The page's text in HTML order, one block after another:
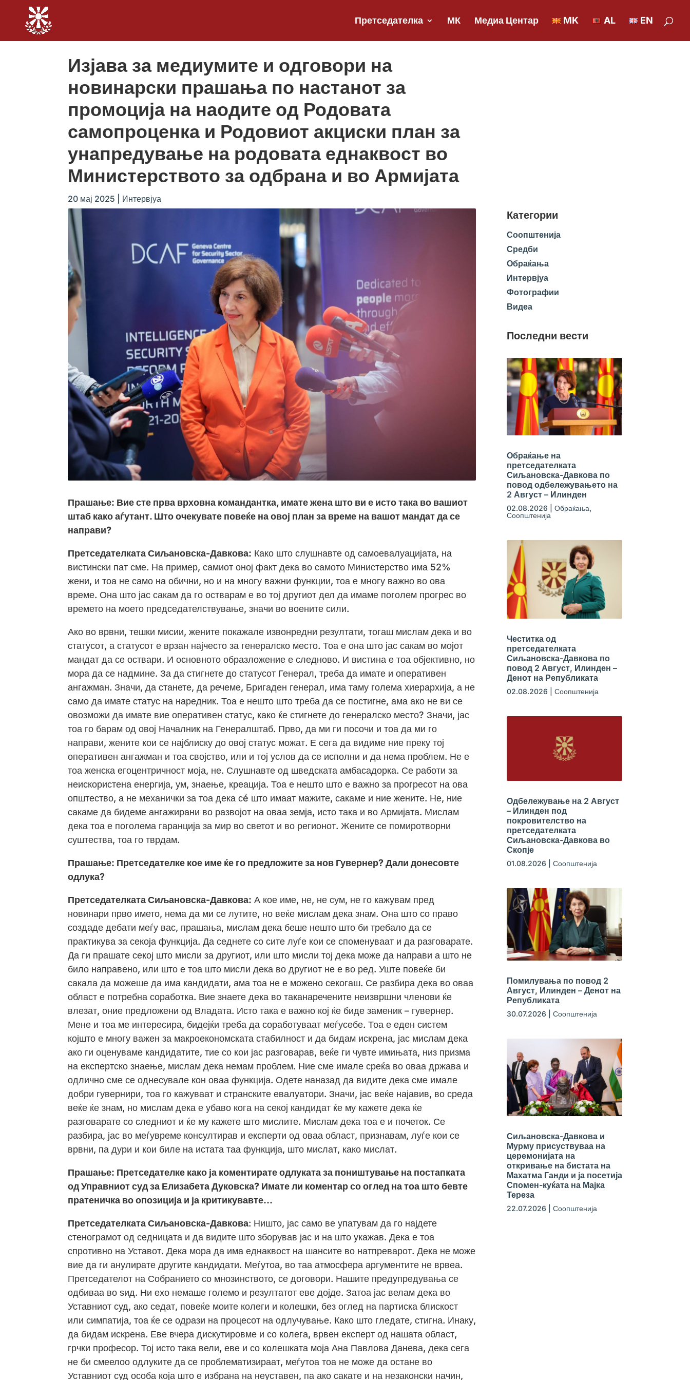
Претседателка МК Медиа Центар MK AL EN
Изјава за медиумите и одговори на
новинарски прашања по настанот за
промоција на наодите од Родовата
самопроценка и Родовиот акциски план за
унапредување на родовата еднаквост во
Министерството за одбрана и во Армијата
20 мај 2025 Интервјуа
Прашање: Виесте прва врховна командантка, имате жена што ви е исто така во вашиот
штаб како аѓутант. Што очекувате повеќе на овој план за време на вашот мандат да се
направи?
Претседателката Сиљановска-Давкова: Како што слушнавте од самоевалуацијата, на
вистински пат сме. На пример, самиот оној факт дека во самото Министерство има 52%
жени, и тоа не само на обични, но и на многу важни функции, тоа е многу важно во ова
време. Она што јас сакам да го остварам е во тој другиот дел да имаме поголем прогрес во
времето на моето председателствување, значи во воените сили.
Ако во врвни, тешки мисии, жените покажале извонредни резултати, тогаш мислам дека и во
статусот, а статусот е врзан најчесто за генералско место. Тоа е она што јас сакам во мојот
мандат да се оствари. И основното образложение е следново. И вистина е тоа објективно, но
мора да се надмине. За да стигнете до статусот Генерал, треба да имате и оперативен
ангажман. Значи, да станете, да речеме, Бригаден генерал, има таму голема хиерархија, а не
само да имате статус на наредник. Тоа е нешто што треба да се постигне, ама ако не ви се
овозможи да имате вие оперативен статус, како ќе стигнете до генералско место? Значи, јас
тоа го барам од овој Началник на Генералштаб. Прво, да ми ги посочи и тоа да ми го
направи, жените кои се најблиску до овој статус можат. Е сега да видиме ние преку тој
оперативен ангажман и тоа својство, или и тој услов да се исполни и да нема проблем. Не е
тоа женска егоцентричност моја, не. Слушнавте од шведската амбасадорка. Се работи за
неискористена енергија, ум, знаење, креација. Тоа е нешто што е важно за прогресот на ова
општество, а не механички за тоа дека сé што имаат мажите, сакаме и ние жените. Не, ние
сакаме да бидеме ангажирани во развојот на оваа земја, исто така и во Армијата. Мислам
дека тоа е поголема гаранција за мир во светот и во регионот. Жените се помиротворни
суштества, тоа го тврдам.
Прашање: Претседателке кое име ќе го предложите за нов Гувернер? Дали донесовте
одлука?
Претседателката Сиљановска-Давкова: А кое име, не, не сум, не го кажувам пред
новинари прво името, нема да ми се лутите, но веќе мислам дека знам. Она што со право
создаде дебати меѓу вас, прашања, мислам дека беше нешто што би требало да се
практикува за секоја функција. Да седнете со сите луѓе кои се споменуваат и да разговарате.
Да ги прашате секој што мисли за другиот, или што мисли тој дека може да направи а што не
било направено, или што е тоа што мисли дека во другиот не е во ред. Уште повеќе би
сакала да можеше да има кандидати, ама тоа не е можено секогаш. Се разбира дека во оваа
област е потребна соработка. Вие знаете дека во таканаречените неизвршни членови ќе
влезат, оние предложени од Владата. Исто така е важно кој ќе биде заменик – гувернер.
Мене и тоа ме интересира, бидејќи треба да соработуваат меѓусебе. Тоа е еден систем
којшто е многу важен за макроекономската стабилност и да бидам искрена, јас мислам дека
ако ги оценуваме кандидатите, тие со кои јас разговарав, веќе ги чувте имињата, низ призма
на експертско знаење, мислам дека немам проблем. Ние сме имале среќа во оваа држава и
одлично сме се однесувале кон оваа функција. Одете наназад да видите дека сме имале
добри гувернири, тоа го кажуваат и странските евалуатори. Значи, јас веќе најавив, во среда
веќе ќе знам, но мислам дека е убаво кога на секој кандидат ќе му кажете дека ќе
разговарате со следниот и ќе му кажете што мислите. Мислам дека тоа е и почеток. Се
разбира, јас во меѓувреме консултирав и експерти од оваа област, признавам, луѓе кои се
врвни, па дури и кои биле на истата таа функција, што мислат, како мислат.
Прашање: Претседателке како ја коментирате одлуката за поништување на постапката
од Управниот суд за Елизабета Дуковска? Имате ли коментар со оглед на тоа што бевте
пратеничка во опозиција и ја критикувавте…
Претседателката Сиљановска-Давкова: Ништо, јас само ве упатувам да го најдете
стенограмот од седницата и да видите што зборував јас и на што укажав. Дека е тоа
спротивно на Уставот. Дека мора да има еднаквост на шансите во натпреварот. Дека не може
вие да ги анулирате другите кандидати. Меѓутоа, во таа атмосфера аргументите не врвеа.
Претседателот на Собранието со мнозинството, се договори. Нашите предупредувања се
одбиваа во ѕид. Ни ехо немаше големо и резултатот еве дојде. Затоа јас велам дека во
Уставниот суд, ако седат, повеќе моите колеги и колешки, без оглед на партиска блискост
или симпатија, тоа ќе се одрази на процесот на одлучување. Како што гледате, стигна. Инаку,
да бидам искрена. Еве вчера дискутировме и со колега, врвен експерт од нашата област,
грчки професор. Тој исто така вели, еве и со колешката моја Ана Павлова Данева, дека сега
не би смеелоо одлуките да се проблематизираат, меѓутоа тоа не може да остане во
Уставниот суд особа која што е избрана на неуставен, па ако сакате и на незаконски начин,
Категории
Соопштенија
Средби
Обраќања
Интервјуа
Фотографии
Видеа
Последни вести
Обраќање на
претседателката
Сиљановска-Давкова по
повод одбележувањето на
2 Август – Илинден
02.08.2026 Обраќања,
Соопштенија
Честитка од
претседателката
Сиљановска-Давкова по
повод 2 Август, Илинден –
Денот на Републиката
02.08.2026 Соопштенија
Одбележување на 2 Август
– Илинден под
покровителство на
претседателката
Сиљановска-Давкова во
Скопје
01.08.2026 Соопштенија
Помилувања по повод 2
Август, Илинден – Денот на
Републиката
30.07.2026 Соопштенија
Сиљановска-Давкова и
Мурму присуствуваа на
церемонијата на
откривање на бистата на
Махатма Ганди и ја посетија
Спомен-куќата на Мајка
Тереза
22.07.2026 Соопштенија